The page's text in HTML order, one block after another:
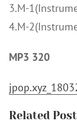
3.M-
4.M-
MP3 320
Related